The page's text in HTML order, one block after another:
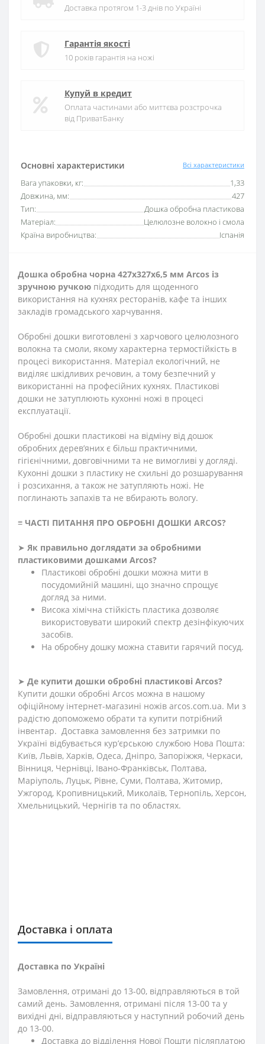
Основні характеристики Всі характеристики
Вага упаковки, кг:
1,33
Довжина, мм:
427
Тип:
Дошка обробна пластикова
Матеріал:
Целюлозне волокно і смола
Країна виробництва:
Іспанія
Доставка протягом 1-3 днів по Україні
Гарантія якості
10 років гарантія на ножі
Купуй в кредит
Оплата частинами або миттєва розстрочка
від ПриватБанку
Дошка обробна чорна 427х327х6,5 мм Arcos із
зручною ручкою підходить для щоденного
використання на кухнях ресторанів, кафе та інших
закладів громадського харчування.
Обробні дошки виготовлені з харчового целюлозного
волокна та смоли, якому характерна термостійкість в
процесі використання. Матеріал екологічний, не
виділяє шкідливих речовин, а тому безпечний у
використанні на професійних кухнях. Пластикові
дошки не затуплюють кухонні ножі в процесі
експлуатації.
Обробні дошки пластикові на відміну від дошок
обробних дерев’яних є більш практичними,
гігієнічними, довговічними та не вимогливі у догляді.
Кухонні дошки з пластику не схильні до розшарування
і розсихання, а також не затупляють ножі. Не
поглинають запахів та не вбирають вологу.
≡ ЧАСТІ ПИТАННЯ ПРО ОБРОБНІ ДОШКИ ARCOS?
➤ Як правильно доглядати за обробними
пластиковими дошками Arcos?
Пластикові обробні дошки можна мити в
посудомийній машині, що значно спрощує
догляд за ними.
Висока хімічна стійкість пластика дозволяє
використовувати широкий спектр дезінфікуючих
засобів.
На обробну дошку можна ставити гарячий посуд.
➤ Де купити дошки обробні пластикові Arcos?
Купити дошки обробні Arcos можна в нашому
офіційному інтернет-магазині ножів arcos.com.ua. Ми з
радістю допоможемо обрати та купити потрібний
інвентар. Доставка замовлення без затримки по
Україні відбувається кур’єрською службою Нова Пошта:
Київ, Львів, Харків, Одеса, Дніпро, Запоріжжя, Черкаси,
Вінниця, Чернівці, Івано-Франківськ, Полтава,
Маріуполь, Луцьк, Рівне, Суми, Полтава, Житомир,
Ужгород, Кропивницький, Миколаїв, Тернопіль, Херсон,
Хмельницький, Чернігів та по областях.
Доставка і оплата
Доставка по Україні
Замовлення, отримані до 13-00, відправляються в той
самий день. Замовлення, отримані після 13-00 та у
вихідні дні, відправляються у наступний робочий день
до 13-00.
Доставка до відділення Нової Пошти післяплатою